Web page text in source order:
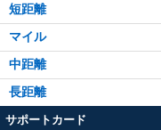
短距離
マイル
中距離
長距離
サポートカード